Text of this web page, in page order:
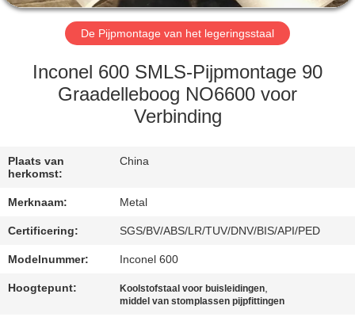
FABRIEKSREIS
KWALITEITSCONTROLE
CONTACTEER
GEVALLEN
SITEMAP
De Pijpmontage van het legeringsstaal
Inconel 600 SMLS-Pijpmontage 90
Graadelleboog NO6600 voor
Verbinding
Plaats van
herkomst:
China
Merknaam: Metal
Certificering: SGS/BV/ABS/LR/TUV/DNV/BIS/API/PED
Modelnummer: Inconel 600
Hoogtepunt: Koolstofstaal voor buisleidingen,
middel van stomplassen pijpfittingen